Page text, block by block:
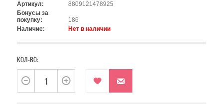
Артикул:
8809121478925
Бонусы за
покупку:
186
Наличие:
Нет в наличии
КОЛ-ВО: